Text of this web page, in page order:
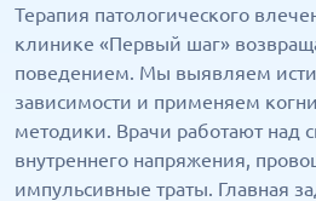
Терапия патологического
клинике «Первый шаг»
поведением. Мы выявляем
зависимости и применяем
методики. Врачи работают над
внутреннего напряжения,
импульсивные траты. Главная